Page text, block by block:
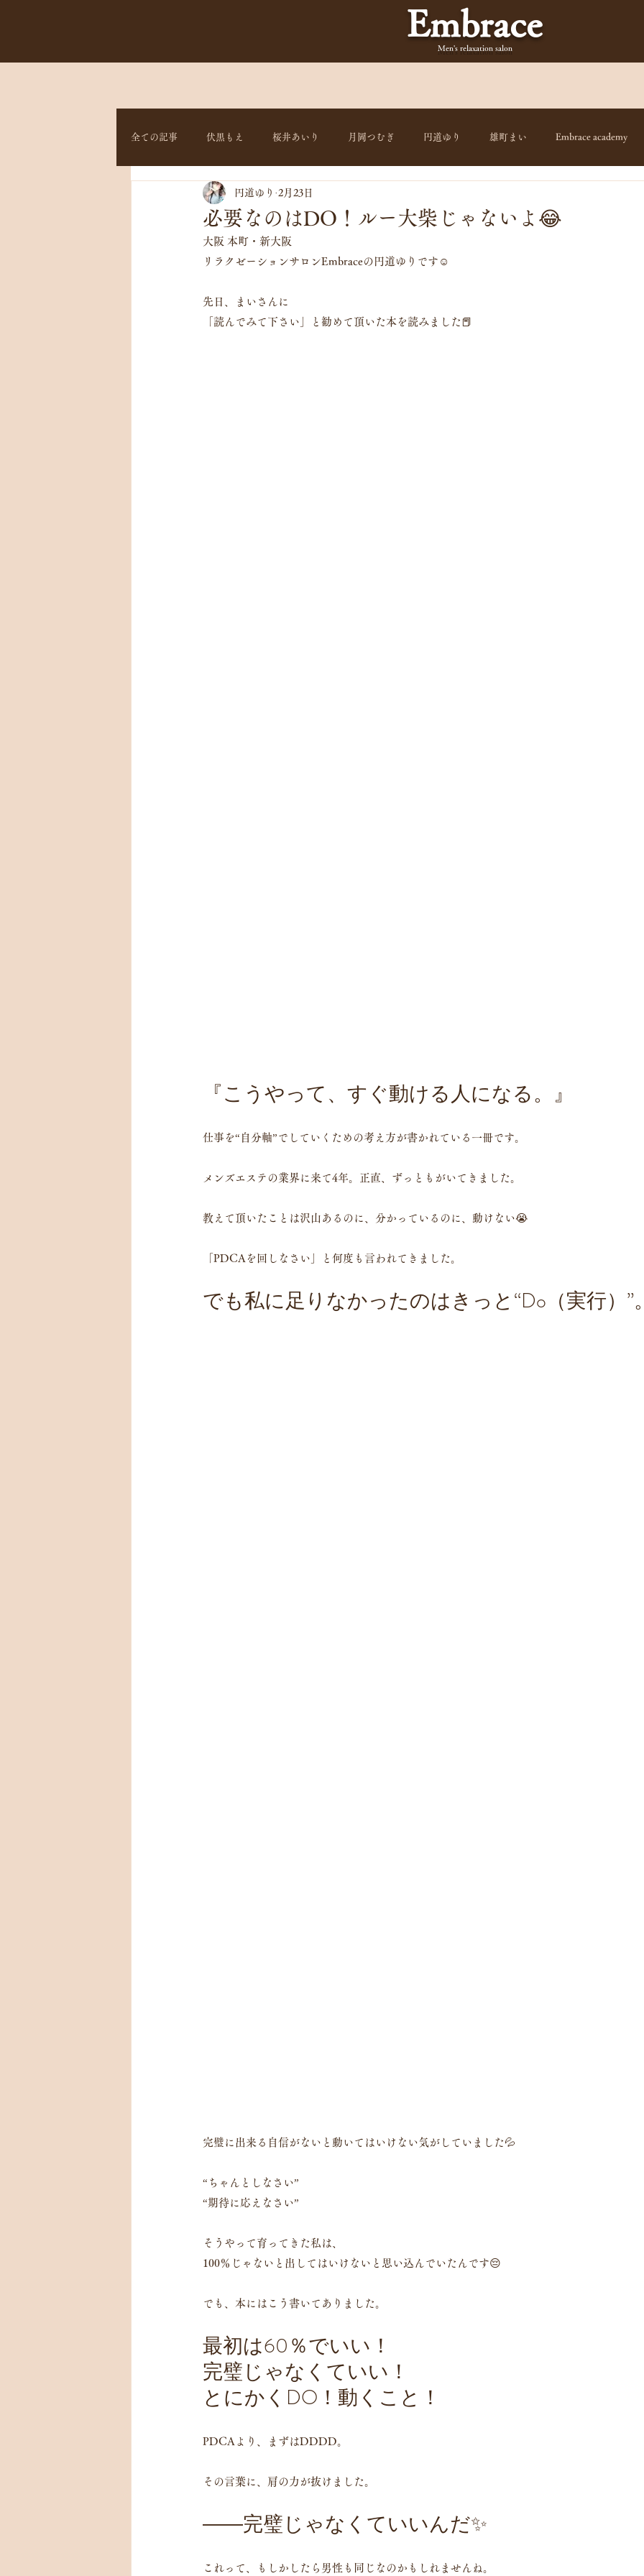
Embrace
Men's relaxation salon
全ての記事 伏黒もえ 桜井あいり 月岡つむぎ 円道ゆり 雄町まい Embrace academy
必要なのはDO！ルー大柴じゃないよ😂
円道ゆり 2月23日
大阪 本町・新大阪
リラクゼーションサロンEmbraceの円道ゆりです☺️
先日、まいさんに
「読んでみて下さい」と勧めて頂いた本を読みました📕
『こうやって、すぐ動ける人になる。』
仕事を“自分軸”でしていくための考え方が書かれている一冊です。
メンズエステの業界に来て4年。正直、ずっともがいてきました。
教えて頂いたことは沢山あるのに、分かっているのに、動けない😭
「PDCAを回しなさい」と何度も言われてきました。
でも私に足りなかったのはきっと“Do（実行）”
完璧に出来る自信がないと動いてはいけない気がしていました💦
“ちゃんとしなさい”
“期待に応えなさい”
そうやって育ってきた私は、
100％じゃないと出してはいけないと思い込んでいたんです😔
でも、本にはこう書いてありました。
最初は60％でいい！
完璧じゃなくていい！
とにかくDO！動くこと！
PDCAより、まずはDDDD。
その言葉に、肩の力が抜けました。
――完璧じゃなくていいんだ✨
これって、もしかしたら男性も同じなのかもしれませんね。